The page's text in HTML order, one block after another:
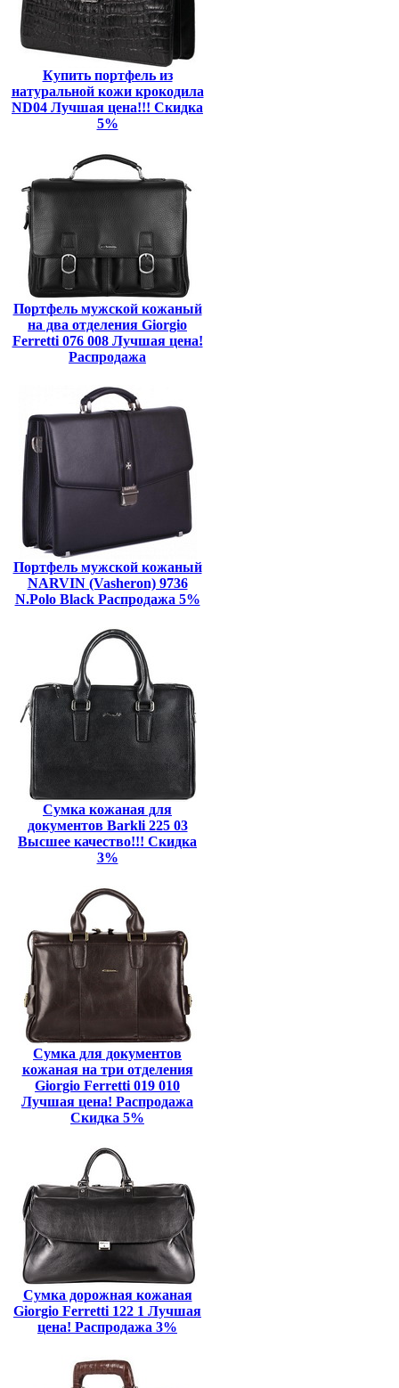
Купить портфель из
натуральной кожи крокодила
ND04 Лучшая цена!!! Скидка
5%
Портфель мужской кожаный
на два отделения Giorgio
Ferretti 076 008 Лучшая цена!
Распродажа
Портфель мужской кожаный
NARVIN (Vasheron) 9736
N.Polo Black Распродажа 5%
Сумка кожаная для
документов Barkli 225 03
Высшее качество!!! Скидка
3%
Сумка для документов
кожаная на три отделения
Giorgio Ferretti 019 010
Лучшая цена! Распродажа
Скидка 5%
Сумка дорожная кожаная
Giorgio Ferretti 122 1 Лучшая
цена! Распродажа 3%